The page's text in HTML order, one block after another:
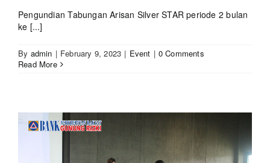
Pengundian Tabungan Arisan Silver STAR periode 2 bulan
ke [...]
By admin | February 9, 2023 | Event | 0 Comments
Read More